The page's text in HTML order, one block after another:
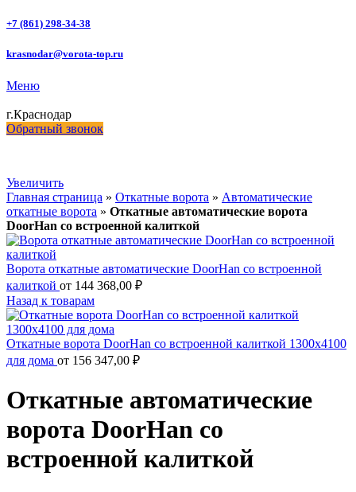
+7 (861) 298-34-38
krasnodar@vorota-top.ru
Меню
г.Краснодар
Обратный звонок
Увеличить
Главная страница » Откатные ворота » Автоматические
откатные ворота » Откатные автоматические ворота
DoorHan со встроенной калиткой
Ворота откатные автоматические DoorHan со встроенной
калиткой от 144 368,00 ₽
Назад к товарам
Откатные ворота DoorHan со встроенной калиткой 1300х4100
для дома от 156 347,00 ₽
Откатные автоматические
ворота DoorHan со
встроенной калиткой